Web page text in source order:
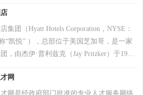
于12月8日登陆 Epic 游戏商城。自2024年1
，《绝地求生》不再支持所有使用Windows
8和Windows 8.1操作系统的PC平台。
月26日，PCL 赛事官方宣布，《PUBG》
入选Steam2025年热门游戏榜单年度热门游
度畅销榜。
、企业安全及工业控制系统，2017年推出
的安全操作系统，2022年“安全远程工作空
界互联网领先科技成果。因地缘政治影响，
被美国政府禁用，2024年6月遭全面封禁后
年品牌升级后聚焦全球化战略，在中国等
保持合作，曾中标中央政府采购项目并获
集团（Hyatt Hotels Corporation，NYSE：
“凯悦” ），总部位于美国芝加哥，是一家
，由杰伊·普利兹克（Jay Pritzker）于1957
高尔夫和赌博业等，旗下有29个酒店及度
，包括柏悦酒店、君悦酒店、安达仕酒店
网
网是经政府部门批准的专业人才服务网络